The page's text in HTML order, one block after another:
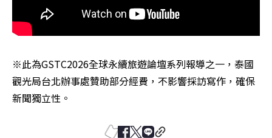
※此為GSTC2026全球永續旅遊論壇系列報導之一，泰國
觀光局台北辦事處贊助部分經費，不影響採訪寫作，確保
新聞獨立性。